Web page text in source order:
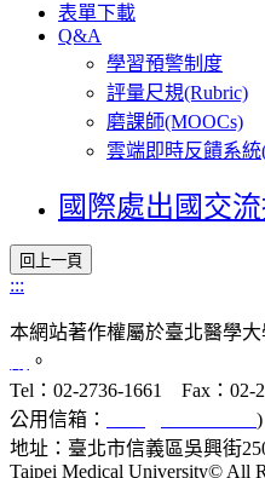
表單下載
Q&A
學習預警制度
評量尺規(Rubric)
磨課師(MOOCs)
雲端即時反饋系
國際處出國交
:::
本網站著作權屬於臺北醫學
。
Tel：02-2736-1661 Fax：02-
公用信箱：
)
地址：臺北市信義區吳興街
Taipei Medical University© All